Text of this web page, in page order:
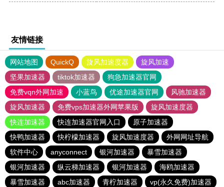
友情链接
网站地图 QuickQ 旋风加速度器
旋风加速
坚果加速器
tiktok加速器
狗急加速器官网
免费vqn外网加速
小蓝鸟 优途加速器官网
风驰加速器
旋风加速器
免费vps加速器外网苹果版
旋风加速度器
快连加速器
快连加速器官网入口
原子加速器
快鸭加速器
快柠檬加速器 旋风加速度器
外网网址导航
软件中心
anyconnect 银河加速器
暴雪加速器
银河加速器
纵云梯加速器 银河加速器
海鸥加速器
暴雪加速器
abc加速器 青柠加速器
vp(永久免费)加速器